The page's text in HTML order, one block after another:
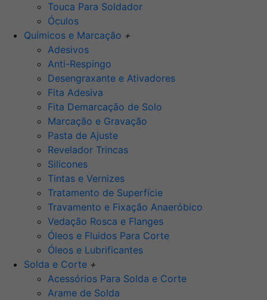
Touca Para Soldador
Óculos
Químicos e Marcação +
Adesivos
Anti-Respingo
Desengraxante e Ativadores
Fita Adesiva
Fita Demarcação de Solo
Marcação e Gravação
Pasta de Ajuste
Revelador Trincas
Silicones
Tintas e Vernizes
Tratamento de Superfície
Travamento e Fixação Anaeróbico
Vedação Rosca e Flanges
Óleos e Fluidos Para Corte
Óleos e Lubrificantes
Solda e Corte +
Acessórios Para Solda e Corte
Arame de Solda